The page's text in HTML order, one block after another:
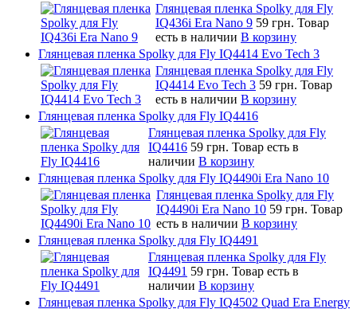
Глянцевая пленка Spolky для Fly
IQ436i Era Nano 9 59 грн. Товар
есть в наличии В корзину
Глянцевая пленка Spolky для Fly IQ4414 Evo Tech 3
Глянцевая пленка Spolky для Fly
IQ4414 Evo Tech 3 59 грн. Товар
есть в наличии В корзину
Глянцевая пленка Spolky для Fly IQ4416
Глянцевая пленка Spolky для Fly
IQ4416 59 грн. Товар есть в
наличии В корзину
Глянцевая пленка Spolky для Fly IQ4490i Era Nano 10
Глянцевая пленка Spolky для Fly
IQ4490i Era Nano 10 59 грн. Товар
есть в наличии В корзину
Глянцевая пленка Spolky для Fly IQ4491
Глянцевая пленка Spolky для Fly
IQ4491 59 грн. Товар есть в
наличии В корзину
Глянцевая пленка Spolky для Fly IQ4502 Quad Era Energy